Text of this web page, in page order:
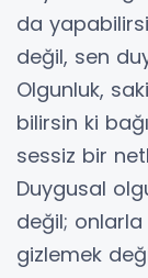
da
değil, sen
Olgunluk,
bilirsin ki
sessiz bir
Duygusal
değil;
gizlemek